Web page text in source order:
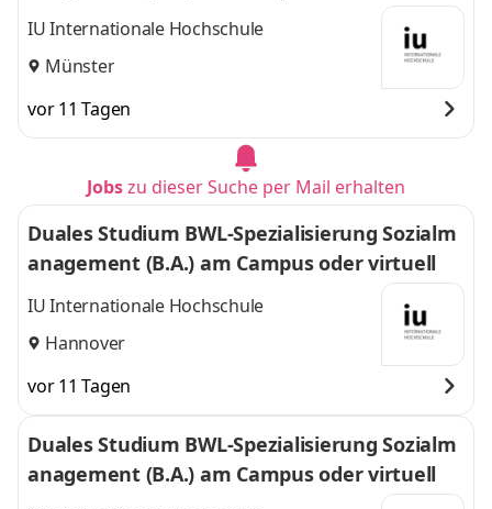
IU Internationale Hochschule
Münster
vor 11 Tagen
Jobszu dieser Suche per Mail erhalten
Duales Studium BWL-Spezialisierung Sozialm
anagement (B.A.) am Campus oder virtuell
IU Internationale Hochschule
Hannover
vor 11 Tagen
Duales Studium BWL-Spezialisierung Sozialm
anagement (B.A.) am Campus oder virtuell